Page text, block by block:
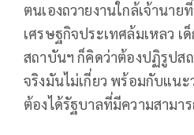
ตนเองถวายงานใกล้เจ้านาย
เศรษฐกิจประเทศล้มเหลว​ เ
สถาบันฯ ก็คิดว่าต้องปฏิรูปส
จริงมันไม่เกี่ยว พร้อมกับแน
ต้องได้รัฐบาลที่มีความสาม